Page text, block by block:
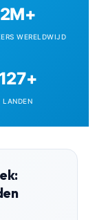
2M+
WERELDWIJD
127+
LANDEN